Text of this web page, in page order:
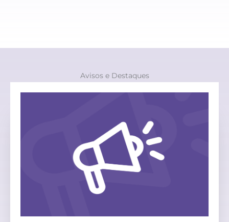
Avisos e Destaques